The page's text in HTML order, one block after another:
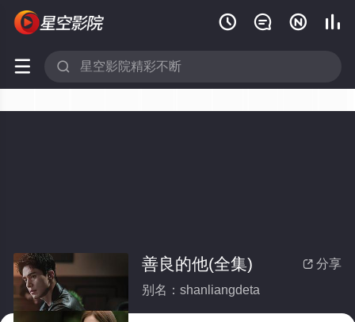
   
 
 分享
善良的他(全集)
别名：shanliangdeta